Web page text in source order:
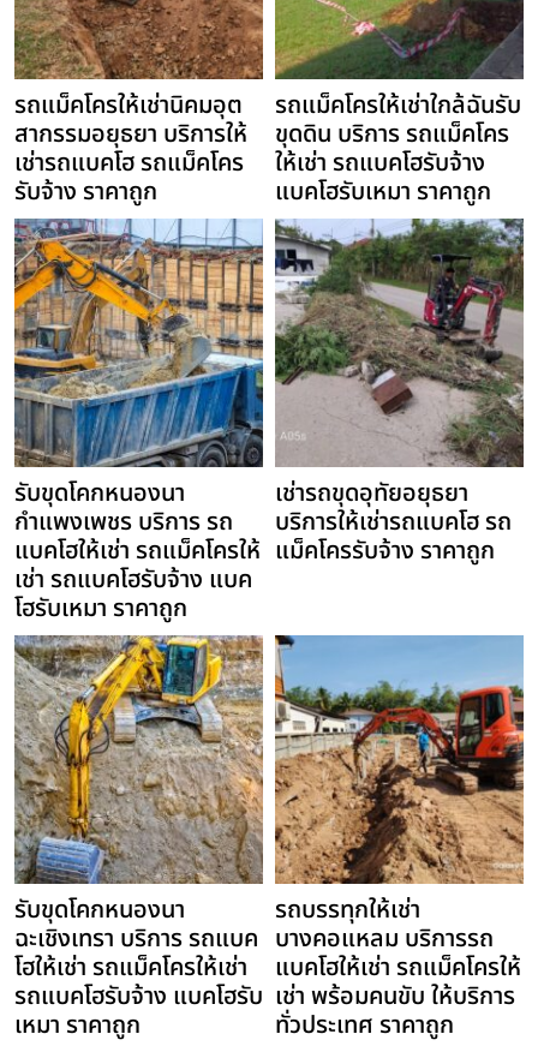
รถแม็คโครให้เช่านิคมอุต
สากรรมอยุธยา บริการให้
เช่ารถแบคโฮ รถแม็คโคร
รับจ้าง ราคาถูก
รถแม็คโครให้เช่าใกล้ฉันรับ
ขุดดิน บริการ รถแม็คโคร
ให้เช่า รถแบคโฮรับจ้าง
แบคโฮรับเหมา ราคาถูก
รับขุดโคกหนองนา
กำแพงเพชร บริการ รถ
แบคโฮให้เช่า รถแม็คโครให้
เช่า รถแบคโฮรับจ้าง แบค
โฮรับเหมา ราคาถูก
เช่ารถขุดอุทัยอยุธยา
บริการให้เช่ารถแบคโฮ รถ
แม็คโครรับจ้าง ราคาถูก
รับขุดโคกหนองนา
ฉะเชิงเทรา บริการ รถแบค
โฮให้เช่า รถแม็คโครให้เช่า
รถแบคโฮรับจ้าง แบคโฮรับ
เหมา ราคาถูก
รถบรรทุกให้เช่า
บางคอแหลม บริการรถ
แบคโฮให้เช่า รถแม็คโครให้
เช่า พร้อมคนขับ ให้บริการ
ทั่วประเทศ ราคาถูก